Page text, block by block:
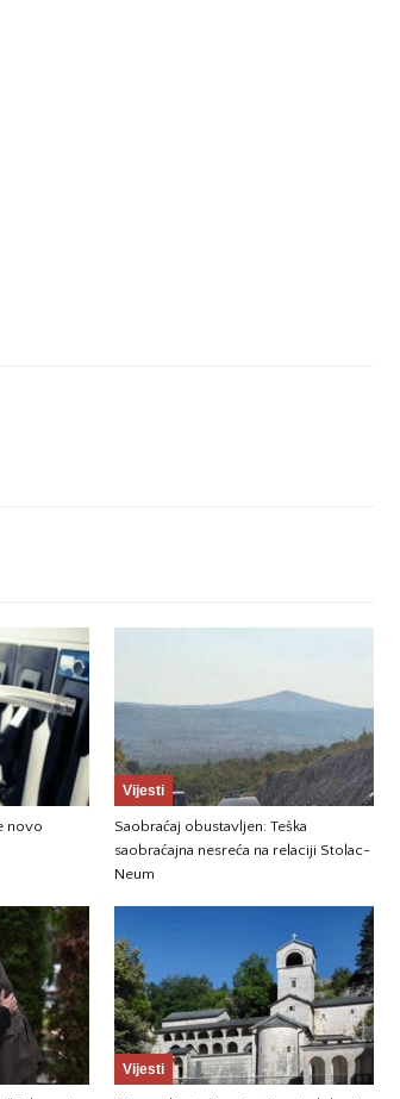
novo
Vijesti
Saobraćaj obustavljen: Teška
saobraćajna nesreća na relaciji Stolac-
Neum
Vijesti